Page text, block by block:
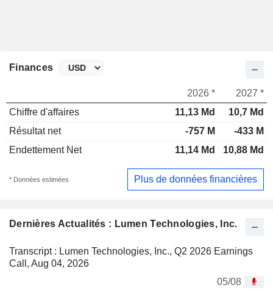
Dernières Actualités : Lumen Technologies, Inc.
Transcript : Lumen Technologies, Inc., Q2 2026 Earnings
Call, Aug 04, 2026
05/08
Finances
2026 *
2027 *
Chiffre d'affaires
11,13 Md
10,7 Md
Résultat net
-757 M
-433 M
Endettement Net
11,14 Md 10,88 Md
* Données estimées Plus de données financières